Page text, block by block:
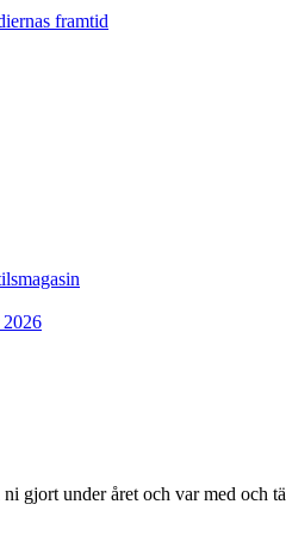
framtid
2026
gjort under året och var med och